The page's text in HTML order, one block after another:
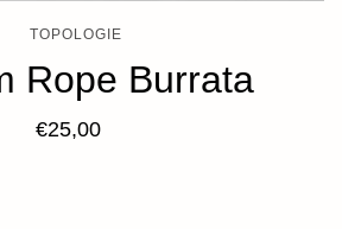
TOPOLOGIE
Rope Burrata
€25,00